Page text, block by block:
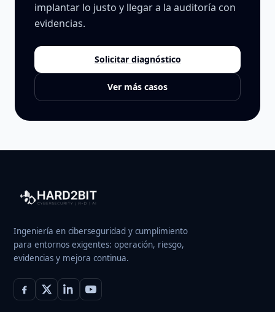
implantar lo justo y llegar a la auditoría con
evidencias.
Solicitar diagnóstico
Ver más casos
Ingeniería en ciberseguridad y cumplimiento
para entornos exigentes: operación, riesgo,
evidencias y mejora continua.